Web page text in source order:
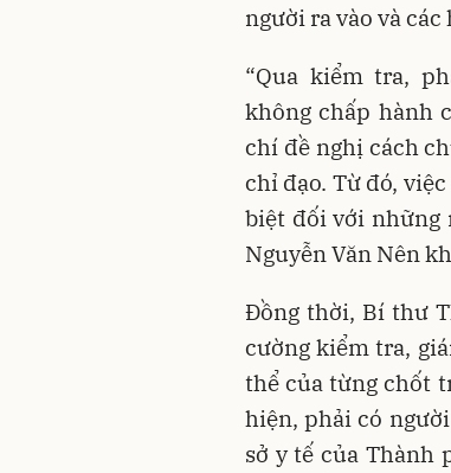
người ra vào và
“Qua kiểm tra,
không chấp hành
chí đề nghị cách
chỉ đạo. Từ đó,
biệt đối với những
Nguyễn Văn Nên
Đồng thời, Bí thư
cường kiểm tra,
thể của từng chốt
hiện, phải có
sở y tế của Thành